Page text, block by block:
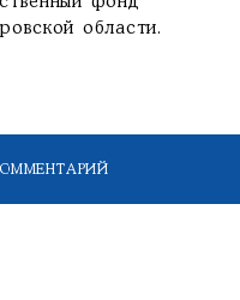
области.